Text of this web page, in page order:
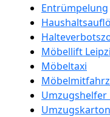
Entrümpelung
Möbellift
Möbeltaxi
Umzugshelfer